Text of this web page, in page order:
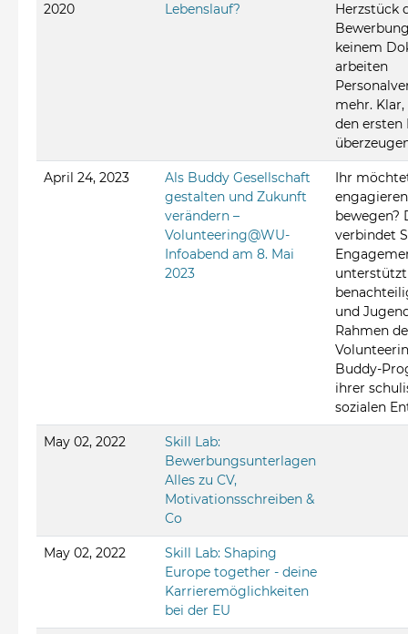
2020
Lebenslauf?
Herzstück
keinem
arbeiten
mehr. Klar,
den ersten
April 24, 2023
Als Buddy Gesellschaft
gestalten und Zukunft
verändern –
Volunteering@WU-
Infoabend am 8. Mai
2023
Ihr
bewegen?
verbindet
und
Rahmen
Buddy-
ihrer
sozialen
May 02, 2022
Skill Lab:
Bewerbungsunterlagen
Alles zu CV,
Motivationsschreiben &
Co
May 02, 2022
Skill Lab: Shaping
Europe together - deine
Karrieremöglichkeiten
bei der EU